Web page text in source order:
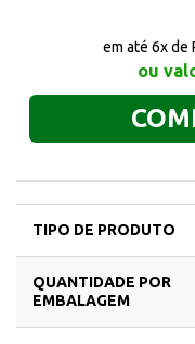
em até 6x de
ou
TIPO DE PRODUTO
QUANTIDADE POR
EMBALAGEM